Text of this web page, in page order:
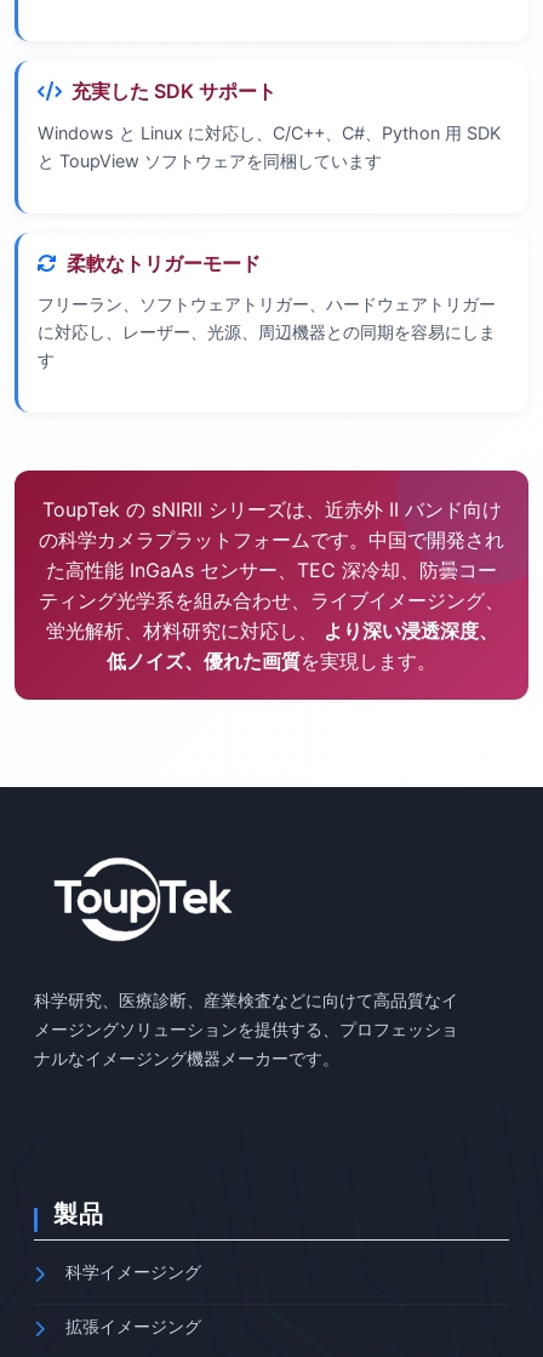
充実した SDK サポート
Windows と Linux に対応し、C/C++、C#、Python 用 SDK
と ToupView ソフトウェアを同梱しています
柔軟なトリガーモード
フリーラン、ソフトウェアトリガー、ハードウェアトリガー
に対応し、レーザー、光源、周辺機器との同期を容易にしま
す
ToupTek の sNIRII シリーズは、近赤外 II バンド向け
の科学カメラプラットフォームです。中国で開発され
た高性能 InGaAs センサー、TEC 深冷却、防曇コー
ティング光学系を組み合わせ、ライブイメージング、
蛍光解析、材料研究に対応し、
より深い浸透深度、
低ノイズ、優れた画質を実現します。
科学研究、医療診断、産業検査などに向けて高品質なイ
メージングソリューションを提供する、プロフェッショ
ナルなイメージング機器メーカーです。
製品
科学イメージング
拡張イメージング